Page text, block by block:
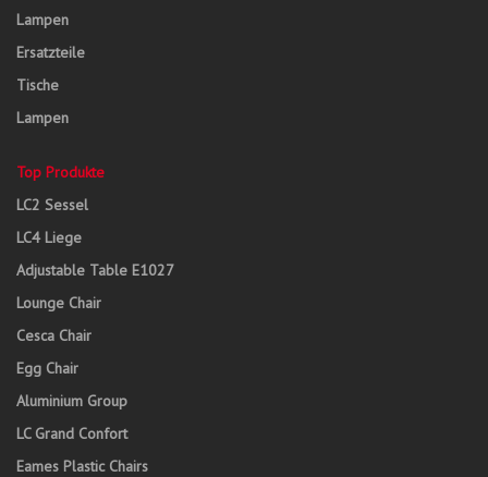
Lampen
Ersatzteile
Tische
Lampen
Top Produkte
LC2 Sessel
LC4 Liege
Adjustable Table E1027
Lounge Chair
Cesca Chair
Egg Chair
Aluminium Group
LC Grand Confort
Eames Plastic Chairs